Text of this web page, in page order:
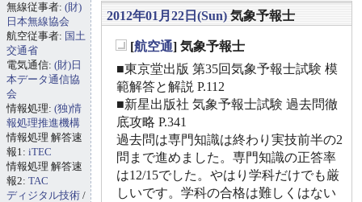
2012年01月22日(Sun) 気象予報士
[航空通] 気象予報士
■東京堂出版 第35回気象予報士試験 模
範解答と解説 P.112
■新星出版社 気象予報士試験 過去問徹
底攻略 P.341
過去問は専門知識は終わり実技前半の2
問まで進めました。専門知識の正答率
は12/15でした。やはり学科だけでも厳
しいです。学科の合格は難しくはない
無線従事者: (財)
日本無線協会
航空従事者: 国土
交通省
電気通信: (財)日
本データ通信協
会
情報処理: (独)情
報処理推進機構
情報処理 解答速
報1: iTEC
情報処理 解答速
報2: TAC
ディジタル技術 /